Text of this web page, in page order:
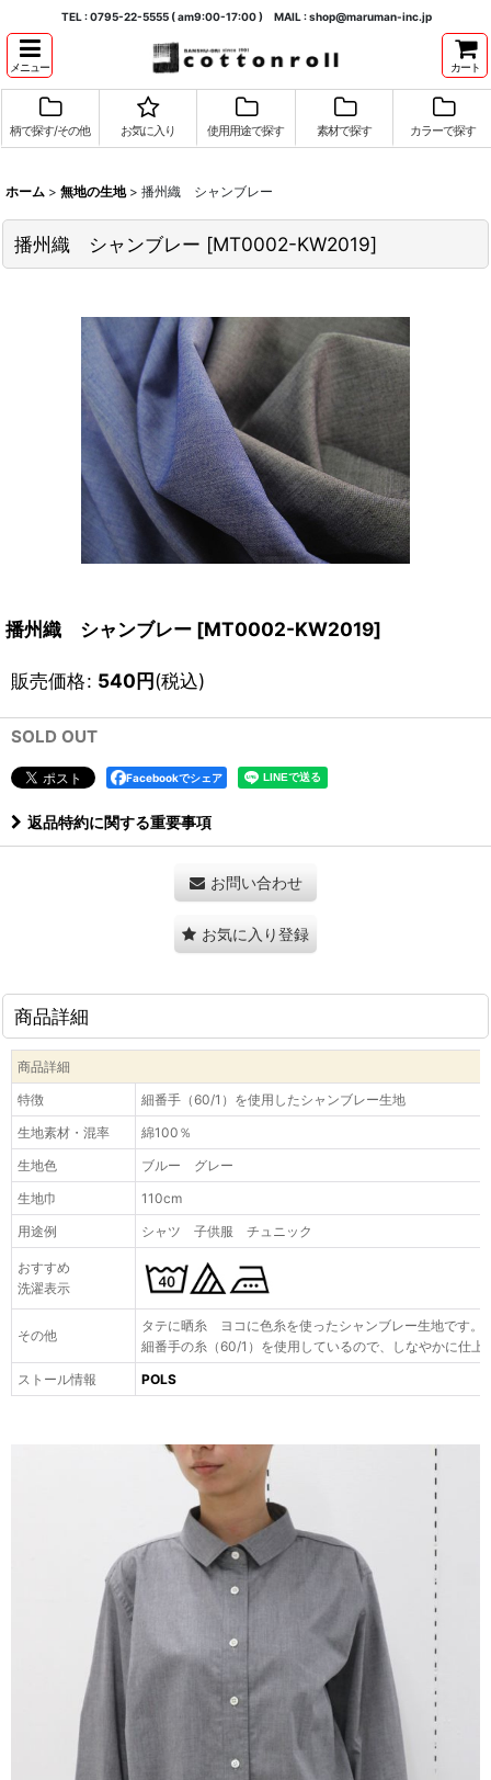
TEL : 0795-22-5555 ( am9:00-17:00 ) MAIL : shop@maruman-inc.jp
メニュー カート
柄で探す/その他 お気に入り 使用用途で探す 素材で探す カラーで探す
ホーム > 無地の生地 > 播州織 シャンブレー
播州織 シャンブレー [MT0002-KW2019]
播州織 シャンブレー [MT0002-KW2019]
販売価格: 540円(税込)
SOLD OUT
Facebookでシェア
返品特約に関する重要事項
お問い合わせ
お気に入り登録
商品詳細
商品詳細
特徴
細番手（60/1）を使用したシャンブレー生地
生地素材・混率
綿100％
生地色
ブルー グレー
生地巾
110cm
用途例
シャツ 子供服 チュニック
おすすめ
洗濯表示
その他
タテに晒糸 ヨコに色糸を使ったシャンブレー生地です。
細番手の糸（60/1）を使用しているので、しなやかに仕上
ストール情報
POLS